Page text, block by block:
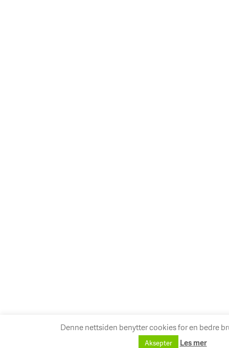
Denne nettsiden benytter cookies for en bedre
Aksepter Les mer